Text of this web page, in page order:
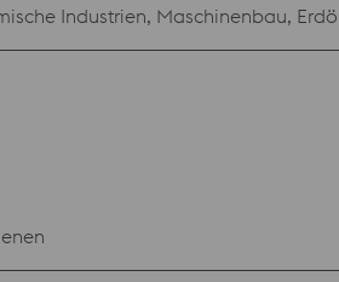
Industrien, Maschinenbau,